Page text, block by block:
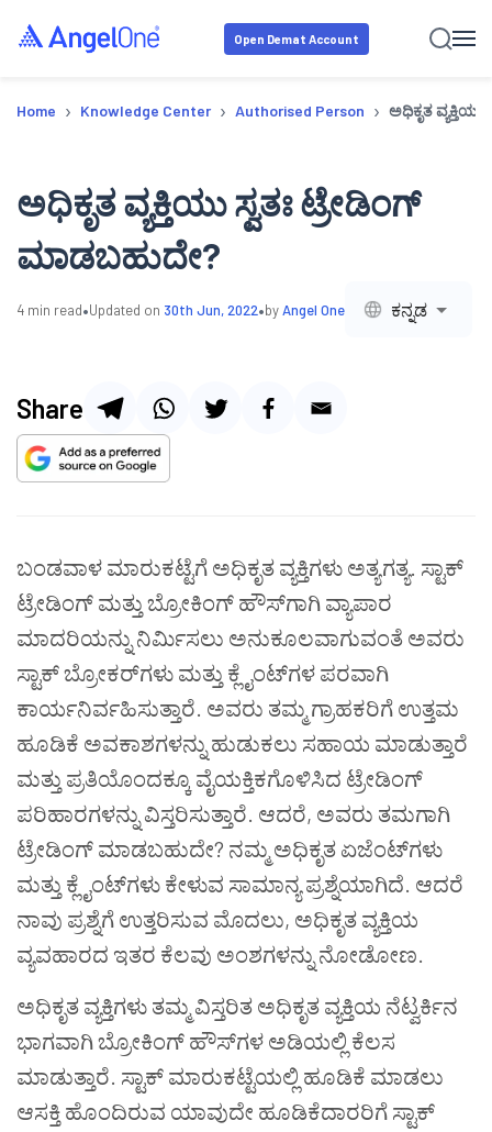
Open Demat Account
Home › Knowledge Center › Authorised Person › ಅಧಿಕೃತ
ಅಧಿಕೃತ ವ್ಯಕ್ತಿಯು ಸ್ವತಃ ಟ್ರೇಡಿಂಗ್
ಮಾಡಬಹುದೇ?
4 min read•Updated on 30th Jun, 2022•byAngel One ಕನ್ನಡ
Share
ಬಂಡವಾಳ ಮಾರುಕಟ್ಟೆಗೆ ಅಧಿಕೃತ ವ್ಯಕ್ತಿಗಳು ಅತ್ಯಗತ್ಯ. ಸ್ಟಾಕ್
ಟ್ರೇಡಿಂಗ್ ಮತ್ತು ಬ್ರೋಕಿಂಗ್ ಹೌಸ್‌ಗಾಗಿ ವ್ಯಾಪಾರ
ಮಾದರಿಯನ್ನು ನಿರ್ಮಿಸಲು ಅನುಕೂಲವಾಗುವಂತೆ ಅವರು
ಸ್ಟಾಕ್ ಬ್ರೋಕರ್‌ಗಳು ಮತ್ತು ಕ್ಲೈಂಟ್‌ಗಳ ಪರವಾಗಿ
ಕಾರ್ಯನಿರ್ವಹಿಸುತ್ತಾರೆ. ಅವರು ತಮ್ಮ ಗ್ರಾಹಕರಿಗೆ ಉತ್ತಮ
ಹೂಡಿಕೆ ಅವಕಾಶಗಳನ್ನು ಹುಡುಕಲು ಸಹಾಯ ಮಾಡುತ್ತಾರೆ
ಮತ್ತು ಪ್ರತಿಯೊಂದಕ್ಕೂ ವೈಯಕ್ತಿಕಗೊಳಿಸಿದ ಟ್ರೇಡಿಂಗ್
ಪರಿಹಾರಗಳನ್ನು ವಿಸ್ತರಿಸುತ್ತಾರೆ. ಆದರೆ, ಅವರು ತಮಗಾಗಿ
ಟ್ರೇಡಿಂಗ್ ಮಾಡಬಹುದೇ? ನಮ್ಮ ಅಧಿಕೃತ ಏಜೆಂಟ್‌ಗಳು
ಮತ್ತು ಕ್ಲೈಂಟ್‌ಗಳು ಕೇಳುವ ಸಾಮಾನ್ಯ ಪ್ರಶ್ನೆಯಾಗಿದೆ. ಆದರೆ
ನಾವು ಪ್ರಶ್ನೆಗೆ ಉತ್ತರಿಸುವ ಮೊದಲು, ಅಧಿಕೃತ ವ್ಯಕ್ತಿಯ
ವ್ಯವಹಾರದ ಇತರ ಕೆಲವು ಅಂಶಗಳನ್ನು ನೋಡೋಣ.
ಅಧಿಕೃತ ವ್ಯಕ್ತಿಗಳು ತಮ್ಮ ವಿಸ್ತರಿತ ಅಧಿಕೃತ ವ್ಯಕ್ತಿಯ ನೆಟ್ವರ್ಕಿನ
ಭಾಗವಾಗಿ ಬ್ರೋಕಿಂಗ್ ಹೌಸ್‌ಗಳ ಅಡಿಯಲ್ಲಿ ಕೆಲಸ
ಮಾಡುತ್ತಾರೆ. ಸ್ಟಾಕ್ ಮಾರುಕಟ್ಟೆಯಲ್ಲಿ ಹೂಡಿಕೆ ಮಾಡಲು
ಆಸಕ್ತಿ ಹೊಂದಿರುವ ಯಾವುದೇ ಹೂಡಿಕೆದಾರರಿಗೆ ಸ್ಟಾಕ್